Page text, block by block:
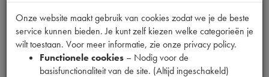
EMBLEEM DYANE 6
Productnummer
Onze website maakt gebruik van cookies zodat we je de beste
service kunnen bieden. Je kunt zelf kiezen welke categorieën je
wilt toestaan. Voor meer informatie, zie onze privacy policy.
Functionele cookies – Nodig voor de
basisfunctionaliteit van de site. (Altijd ingeschakeld)